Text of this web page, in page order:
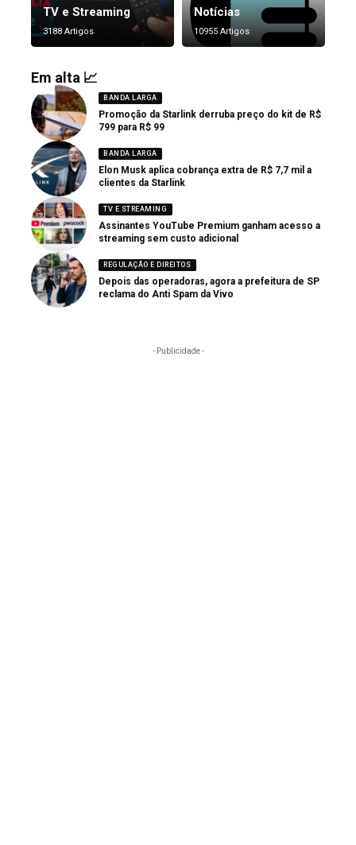
TV e Streaming
3188 Artigos
Notícias
10955 Artigos
Em alta 📈
BANDA LARGA
Promoção da Starlink derruba preço do kit de R$
799 para R$ 99
BANDA LARGA
Elon Musk aplica cobrança extra de R$ 7,7 mil a
clientes da Starlink
TV E STREAMING
Assinantes YouTube Premium ganham acesso a
streaming sem custo adicional
REGULAÇÃO E DIREITOS
Depois das operadoras, agora a prefeitura de SP
reclama do Anti Spam da Vivo
- Publicidade -